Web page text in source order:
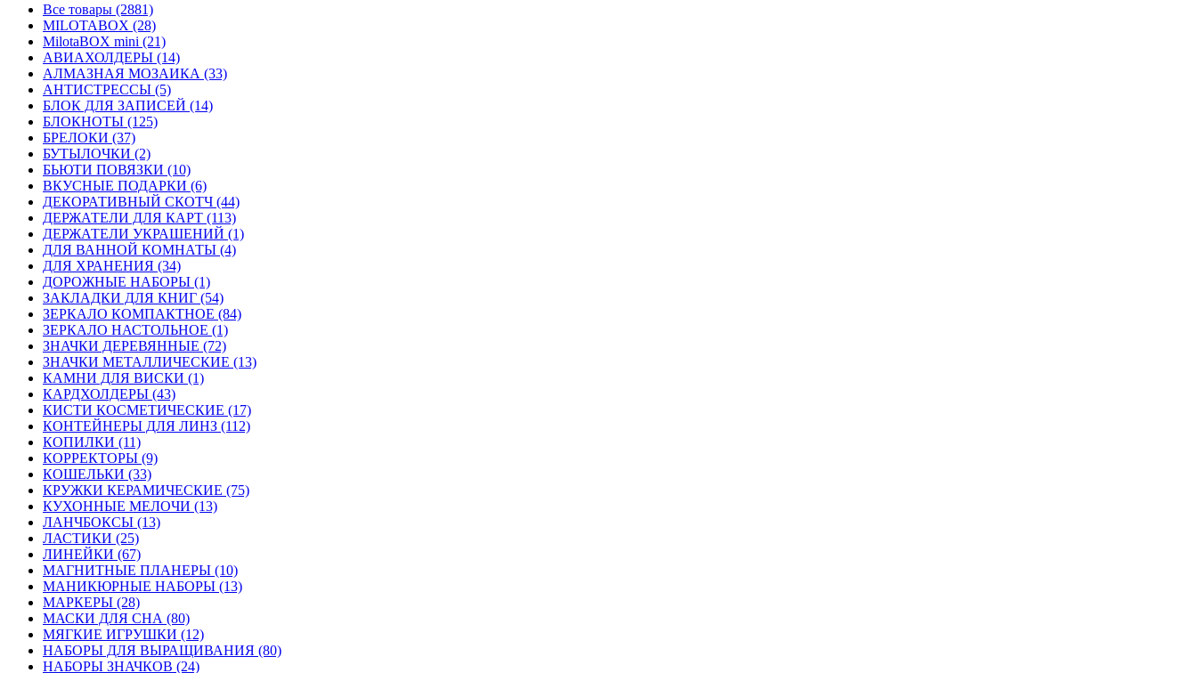
Все товары (2881)
MILOTABOX (28)
MilotaBOX mini (21)
АВИАХОЛДЕРЫ (14)
АЛМАЗНАЯ МОЗАИКА (33)
АНТИСТРЕССЫ (5)
БЛОК ДЛЯ ЗАПИСЕЙ (14)
БЛОКНОТЫ (125)
БРЕЛОКИ (37)
БУТЫЛОЧКИ (2)
БЬЮТИ ПОВЯЗКИ (10)
ВКУСНЫЕ ПОДАРКИ (6)
ДЕКОРАТИВНЫЙ СКОТЧ (44)
ДЕРЖАТЕЛИ ДЛЯ КАРТ (113)
ДЕРЖАТЕЛИ УКРАШЕНИЙ (1)
ДЛЯ ВАННОЙ КОМНАТЫ (4)
ДЛЯ ХРАНЕНИЯ (34)
ДОРОЖНЫЕ НАБОРЫ (1)
ЗАКЛАДКИ ДЛЯ КНИГ (54)
ЗЕРКАЛО КОМПАКТНОЕ (84)
ЗЕРКАЛО НАСТОЛЬНОЕ (1)
ЗНАЧКИ ДЕРЕВЯННЫЕ (72)
ЗНАЧКИ МЕТАЛЛИЧЕСКИЕ (13)
КАМНИ ДЛЯ ВИСКИ (1)
КАРДХОЛДЕРЫ (43)
КИСТИ КОСМЕТИЧЕСКИЕ (17)
КОНТЕЙНЕРЫ ДЛЯ ЛИНЗ (112)
КОПИЛКИ (11)
КОРРЕКТОРЫ (9)
КОШЕЛЬКИ (33)
КРУЖКИ КЕРАМИЧЕСКИЕ (75)
КУХОННЫЕ МЕЛОЧИ (13)
ЛАНЧБОКСЫ (13)
ЛАСТИКИ (25)
ЛИНЕЙКИ (67)
МАГНИТНЫЕ ПЛАНЕРЫ (10)
МАНИКЮРНЫЕ НАБОРЫ (13)
МАРКЕРЫ (28)
МАСКИ ДЛЯ СНА (80)
МЯГКИЕ ИГРУШКИ (12)
НАБОРЫ ДЛЯ ВЫРАЩИВАНИЯ (80)
НАБОРЫ ЗНАЧКОВ (24)